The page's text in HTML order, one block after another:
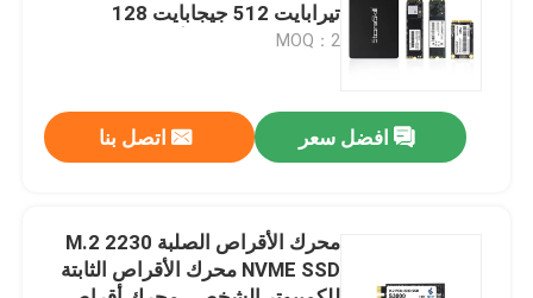
اتصل بنا
اطلب اقتباس
ذاكرة فلاش IC رقاقة
تيرابايت 512 جيجابايت 128
جيجابايت محركات أقراص مزودة
MOQ：2
افضل سعر اتصل بنا
محرك الأقراص الصلبة M.2 2230
NVME SSD محرك الأقراص الثابتة